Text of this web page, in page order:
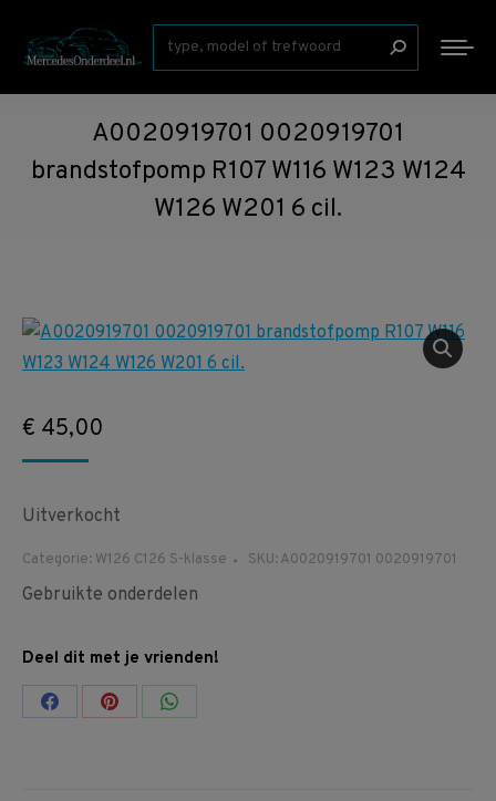
Zoeken:
A0020919701 0020919701
brandstofpomp R107 W116 W123 W124
W126 W201 6 cil.
€ 45,00
Uitverkocht
Categorie: W126 C126 S-klasse SKU:A0020919701 0020919701
Gebruikte onderdelen
Deel dit met je vrienden!
Share Share Share